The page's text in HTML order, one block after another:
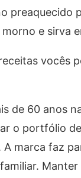
preaquecido
e sirva
vocês
de 60 anos
o portfólio
A marca faz